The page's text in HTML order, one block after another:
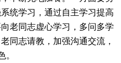
统学习，通过自主学习提高
老同志虚心学习，多问多学
同志请教，加强沟通交流，